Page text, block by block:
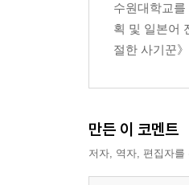
수원대학교
획 및 일본어
절한 사기꾼
만든 이 코멘트
저자, 역자, 편집자